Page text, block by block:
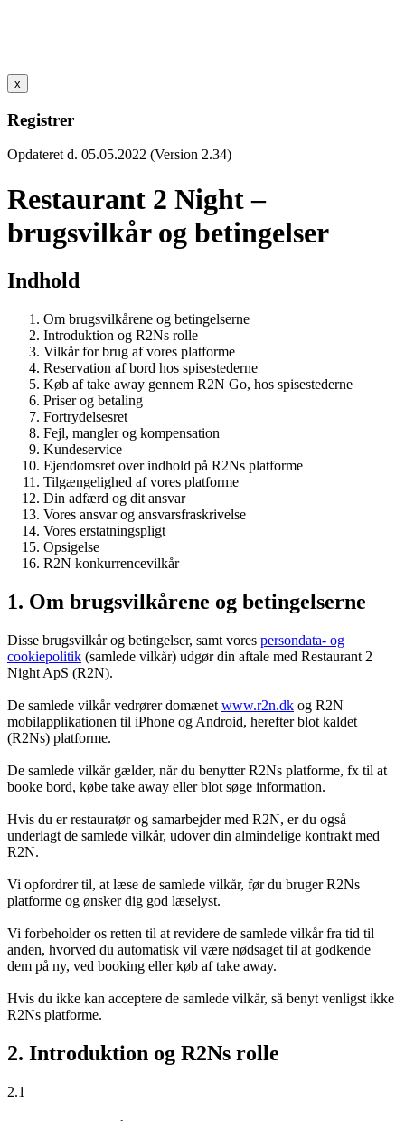
x
Registrer
Opdateret d. 05.05.2022 (Version 2.34)
Restaurant 2 Night –
brugsvilkår og betingelser
Indhold
Om brugsvilkårene og betingelserne
Introduktion og R2Ns rolle
Vilkår for brug af vores platforme
Reservation af bord hos spisestederne
Køb af take away gennem R2N Go, hos spisestederne
Priser og betaling
Fortrydelsesret
Fejl, mangler og kompensation
Kundeservice
Ejendomsret over indhold på R2Ns platforme
Tilgængelighed af vores platforme
Din adfærd og dit ansvar
Vores ansvar og ansvarsfraskrivelse
Vores erstatningspligt
Opsigelse
R2N konkurrencevilkår
1. Om brugsvilkårene og betingelserne
Disse brugsvilkår og betingelser, samt vores persondata- og
cookiepolitik (samlede vilkår) udgør din aftale med Restaurant 2
Night ApS (R2N).
De samlede vilkår vedrører domænet www.r2n.dk og R2N
mobilapplikationen til iPhone og Android, herefter blot kaldet
(R2Ns) platforme.
De samlede vilkår gælder, når du benytter R2Ns platforme, fx til at
booke bord, købe take away eller blot søge information.
Hvis du er restauratør og samarbejder med R2N, er du også
underlagt de samlede vilkår, udover din almindelige kontrakt med
R2N.
Vi opfordrer til, at læse de samlede vilkår, før du bruger R2Ns
platforme og ønsker dig god læselyst.
Vi forbeholder os retten til at revidere de samlede vilkår fra tid til
anden, hvorved du automatisk vil være nødsaget til at godkende
dem på ny, ved booking eller køb af take away.
Hvis du ikke kan acceptere de samlede vilkår, så benyt venligst ikke
R2Ns platforme.
2. Introduktion og R2Ns rolle
2.1